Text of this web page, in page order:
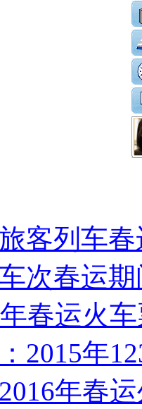
客列车
次春运
春运火
2015年
年春